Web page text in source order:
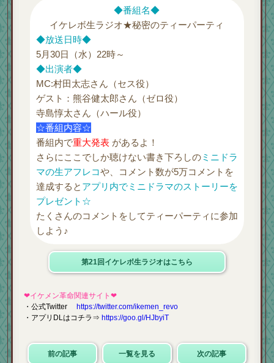
◆番組名◆
イケレボ生ラジオ★秘密のティーパーティ
◆放送日時◆
5月30日（水）22時～
◆出演者◆
MC:村田太志さん（セス役）
ゲスト：熊谷健太郎さん（ゼロ役）
寺島惇太さん（ハール役）
☆番組内容☆
番組内で重大発表があるよ！
さらにここでしか聴けない書き下ろしのミニドラ
マの生アフレコや、コメント数が5万コメントを
達成すると アプリ内でミニドラマのストーリーを
プレゼント☆
たくさんのコメントをしてティーパーティに参加
しよう♪
第21回イケレボ生ラジオはこちら
❤イケメン革命関連サイト❤
・公式Twitter
https://twitter.com/ikemen_revo
・アプリDLはコチラ⇒ https://goo.gl/HJbyiT
前の記事 一覧を見る 次の記事